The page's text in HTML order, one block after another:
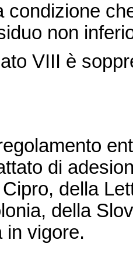
non
VIII è
di
della
della
in vigore.